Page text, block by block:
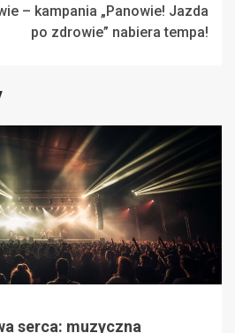
– kampania „Panowie! Jazda
po zdrowie” nabiera tempa!
serca: muzyczna